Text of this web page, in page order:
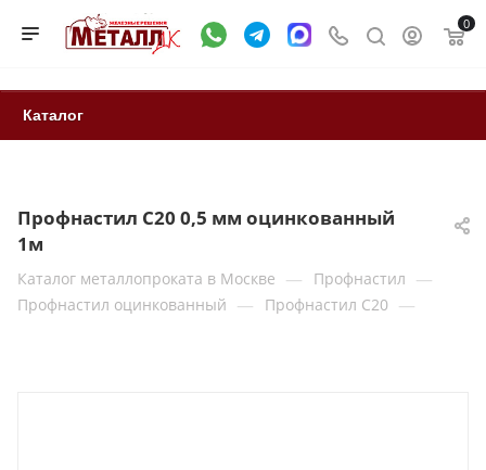
0
Каталог
Профнастил С20 0,5 мм оцинкованный
1м
Каталог металлопроката в Москве — Профнастил —
Профнастил оцинкованный — Профнастил С20 —